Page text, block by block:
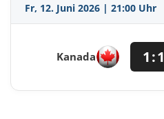
Fr, 12. Juni 2026 | 21:00 Uhr
Kanada 1:1